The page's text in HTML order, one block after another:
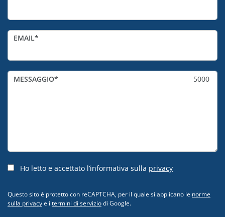
EMAIL
MESSAGGIO 5000
Ho letto e accettato l’informativa sulla privacy
Questo sito è protetto con reCAPTCHA, per il quale si applicano le norme
sulla privacye i termini di serviziodi Google.